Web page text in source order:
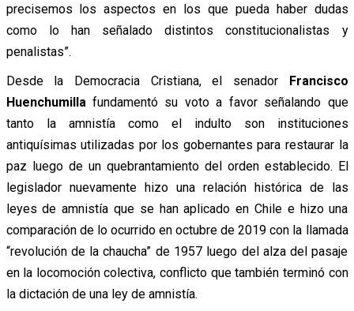
precisemos los aspectos en los que pueda haber dudas
como lo han señalado distintos constitucionalistas y
penalistas”.
Desde la Democracia Cristiana, el senador Francisco
Huenchumilla fundamentó su voto a favor señalando que
tanto la amnistía como el indulto son instituciones
antiquísimas utilizadas por los gobernantes para restaurar la
paz luego de un quebrantamiento del orden establecido. El
legislador nuevamente hizo una relación histórica de las
leyes de amnistía que se han aplicado en Chile e hizo una
comparación de lo ocurrido en octubre de 2019 con la llamada
“revolución de la chaucha” de 1957 luego del alza del pasaje
en la locomoción colectiva, conflicto que también terminó con
la dictación de una ley de amnistía.